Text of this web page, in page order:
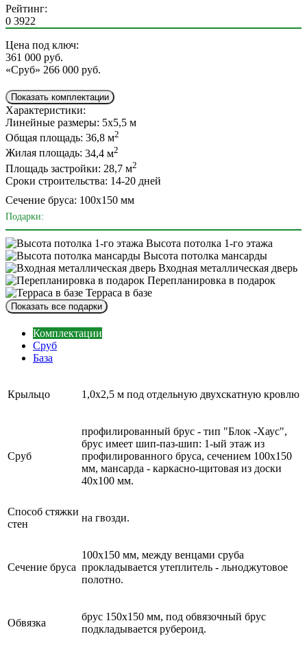
Рейтинг:
0 3922
Цена под ключ:
361 000 руб.
«Сруб» 266 000 руб.
Показать комплектации
Характеристики:
Линейные размеры: 5х5,5 м
Общая площадь: 36,8 м2
Жилая площадь: 34,4 м2
Площадь застройки: 28,7 м2
Сроки строительства: 14-20 дней
Сечение бруса: 100х150 мм
Подарки:
Высота потолка 1-го этажа
Высота потолка мансарды
Входная металлическая дверь
Перепланировка в подарок
Терраса в базе
Показать все подарки
Комплектации
Сруб
База
Крыльцо 1,0х2,5 м под отдельную двухскатную кровлю
Сруб
профилированный брус - тип "Блок -Хаус",
брус имеет шип-паз-шип: 1-ый этаж из
профилированного бруса, сечением 100х150
мм, мансарда - каркасно-щитовая из доски
40х100 мм.
Способ стяжки
стен
на гвозди.
Сечение бруса
100х150 мм, между венцами сруба
прокладывается утеплитель - льноджутовое
полотно.
Обвязка
брус 150х150 мм, под обвязочный брус
подкладывается рубероид.